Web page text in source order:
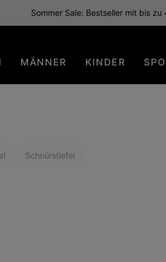
Sommer Sale: Bestseller mit bis zu
MÄNNER KINDER
Schnürstiefel